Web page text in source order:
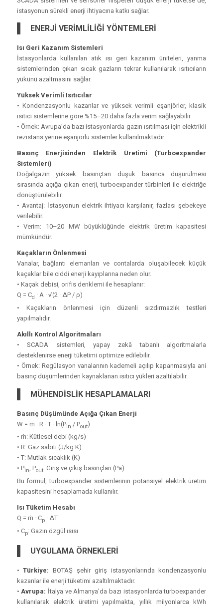
istasyonun sürekli enerji ihtiyacına katkı sağlar.
ENERJİ VERİMLİLİĞİ YÖNTEMLERİ
Isı Geri Kazanım Sistemleri
İstasyonlarda kullanılan atık ısı geri kazanım üniteleri, yanma
sistemlerinden çıkan sıcak gazların tekrar kullanılarak ısıtıcıların
yükünü azaltmasını sağlar.
Yüksek Verimli Isıtıcılar
• Kondenzasyonlu kazanlar ve yüksek verimli eşanjörler, klasik
ısıtıcı sistemlerine göre %15–20 daha fazla verim sağlayabilir.
• Örnek: Avrupa’da bazı istasyonlarda gazın ısıtılması için elektrikli
rezistans yerine eşanjörlü sistemler kullanılmaktadır.
Basınç Enerjisinden Elektrik Üretimi (Turboexpander
Sistemleri)
Doğalgazın yüksek basınçtan düşük basınca düşürülmesi
sırasında açığa çıkan enerji, turboexpander türbinleri ile elektriğe
dönüştürülebilir.
• Avantaj: İstasyonun elektrik ihtiyacı karşılanır, fazlası şebekeye
verilebilir.
• Verim: 10–20 MW büyüklüğünde elektrik üretim kapasitesi
mümkündür.
Kaçakların Önlenmesi
Vanalar, bağlantı elemanları ve contalarda oluşabilecek küçük
kaçaklar bile ciddi enerji kayıplarına neden olur.
• Kaçak debisi, orifis denklemi ile hesaplanır:
Q = Cd · A · √(2 · ΔP / ρ)
• Kaçakların önlenmesi için düzenli sızdırmazlık testleri
yapılmalıdır.
Akıllı Kontrol Algoritmaları
• SCADA sistemleri, yapay zekâ tabanlı algoritmalarla
desteklenirse enerji tüketimi optimize edilebilir.
• Örnek: Regülasyon vanalarının kademeli açılıp kapanmasıyla ani
basınç düşümlerinden kaynaklanan ısıtıcı yükleri azaltılabilir.
MÜHENDİSLİK HESAPLAMALARI
Basınç Düşümünde Açığa Çıkan Enerji
W = ṁ · R · T · ln(Pin / Pout)
• ṁ: Kütlesel debi (kg/s)
• R: Gaz sabiti (J/kg·K)
• T: Mutlak sıcaklık (K)
• Pin, Pout: Giriş ve çıkış basınçları (Pa)
Bu formül, turboexpander sistemlerinin potansiyel elektrik üretim
kapasitesini hesaplamada kullanılır.
Isı Tüketim Hesabı
Q = ṁ · Cp · ΔT
• Cp: Gazın özgül ısısı
UYGULAMA ÖRNEKLERİ
•Türkiye: BOTAŞ şehir giriş istasyonlarında kondenzasyonlu
kazanlar ile enerji tüketimi azaltılmaktadır.
• Avrupa: İtalya ve Almanya’da bazı istasyonlarda turboexpander
kullanılarak elektrik üretimi yapılmakta, yıllık milyonlarca kWh